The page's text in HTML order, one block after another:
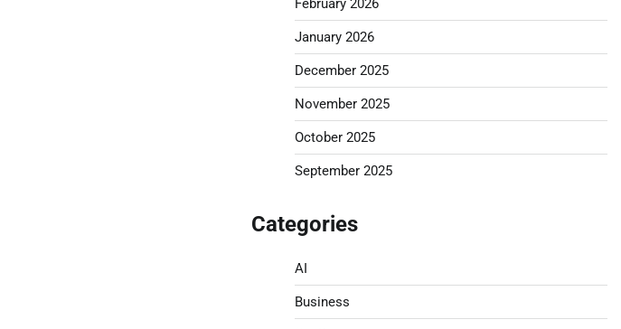
February 2026
January 2026
December 2025
November 2025
October 2025
September 2025
Categories
AI
Business